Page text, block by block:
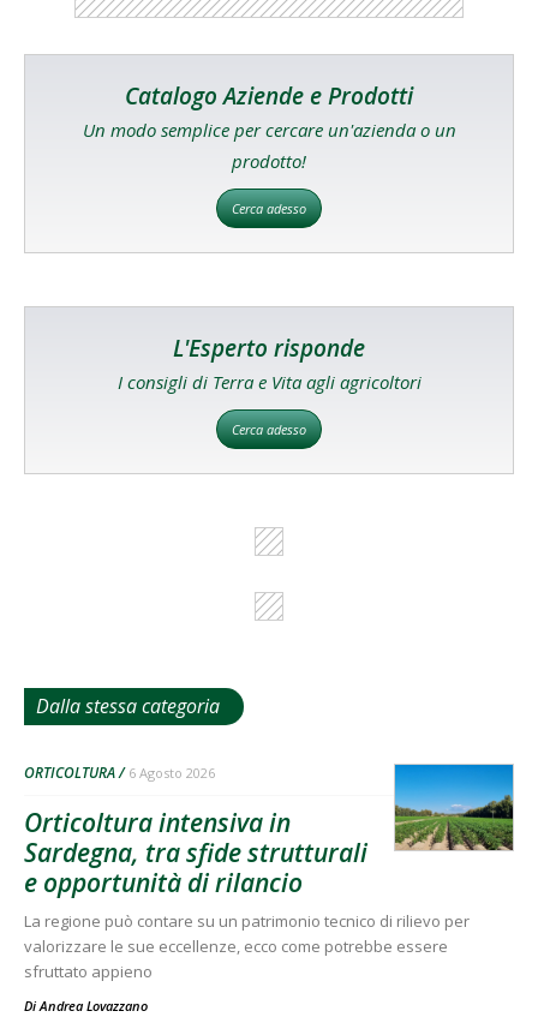
Catalogo Aziende e Prodotti
Un modo semplice per cercare un'azienda o un
prodotto!
Cerca adesso
L'Esperto risponde
I consigli di Terra e Vita agli agricoltori
Cerca adesso
Dalla stessa categoria
ORTICOLTURA 6 Agosto 2026
Orticoltura intensiva in
Sardegna, tra sfide strutturali
e opportunità di rilancio
La regione può contare su un patrimonio tecnico di rilievo per
valorizzare le sue eccellenze, ecco come potrebbe essere
sfruttato appieno
DiAndrea Lovazzano